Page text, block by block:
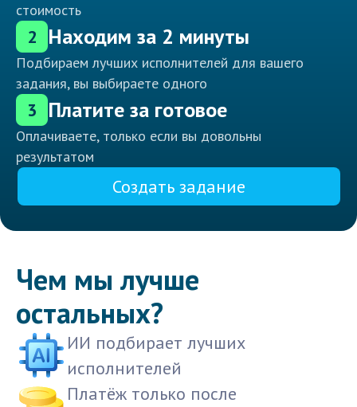
стоимость
2 Находим за 2 минуты
Подбираем лучших исполнителей для вашего
задания, вы выбираете одного
3 Платите за готовое
Оплачиваете, только если вы довольны
результатом
Создать задание
Чем мы лучше
остальных?
ИИ подбирает лучших
исполнителей
Платёж только после